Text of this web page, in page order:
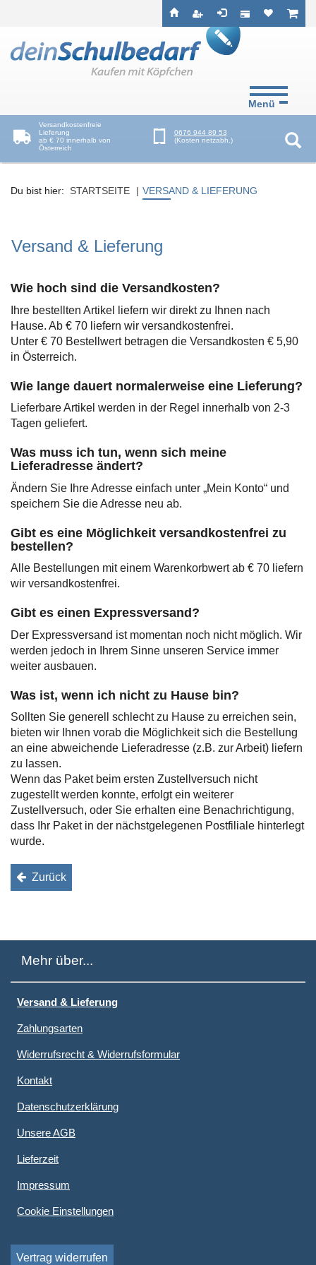
ist leerist
Menü
Versandkostenfreie
Lieferung
ab € 70 innerhalb von
Österreich
0676 944 89 53
(Kosten netzabh.)
Du bist hier: STARTSEITE VERSAND & LIEFERUNG
Versand & Lieferung
Wie hoch sind die Versandkosten?
Ihre bestellten Artikel liefern wir direkt zu Ihnen nach
Hause. Ab € 70 liefern wir versandkostenfrei.
Unter € 70 Bestellwert betragen die Versandkosten € 5,90
in Österreich.
Wie lange dauert normalerweise eine Lieferung?
Lieferbare Artikel werden in der Regel innerhalb von 2-3
Tagen geliefert.
Was muss ich tun, wenn sich meine
Lieferadresse ändert?
Ändern Sie Ihre Adresse einfach unter „Mein Konto“ und
speichern Sie die Adresse neu ab.
Gibt es eine Möglichkeit versandkostenfrei zu
bestellen?
Alle Bestellungen mit einem Warenkorbwert ab € 70 liefern
wir versandkostenfrei.
Gibt es einen Expressversand?
Der Expressversand ist momentan noch nicht möglich. Wir
werden jedoch in Ihrem Sinne unseren Service immer
weiter ausbauen.
Was ist, wenn ich nicht zu Hause bin?
Sollten Sie generell schlecht zu Hause zu erreichen sein,
bieten wir Ihnen vorab die Möglichkeit sich die Bestellung
an eine abweichende Lieferadresse (z.B. zur Arbeit) liefern
zu lassen.
Wenn das Paket beim ersten Zustellversuch nicht
zugestellt werden konnte, erfolgt ein weiterer
Zustellversuch, oder Sie erhalten eine Benachrichtigung,
dass Ihr Paket in der nächstgelegenen Postfiliale hinterlegt
wurde.
Zurück
Mehr über...
Versand & Lieferung
Zahlungsarten
Widerrufsrecht & Widerrufsformular
Kontakt
Datenschutzerklärung
Unsere AGB
Lieferzeit
Impressum
Cookie Einstellungen
Vertrag widerrufen